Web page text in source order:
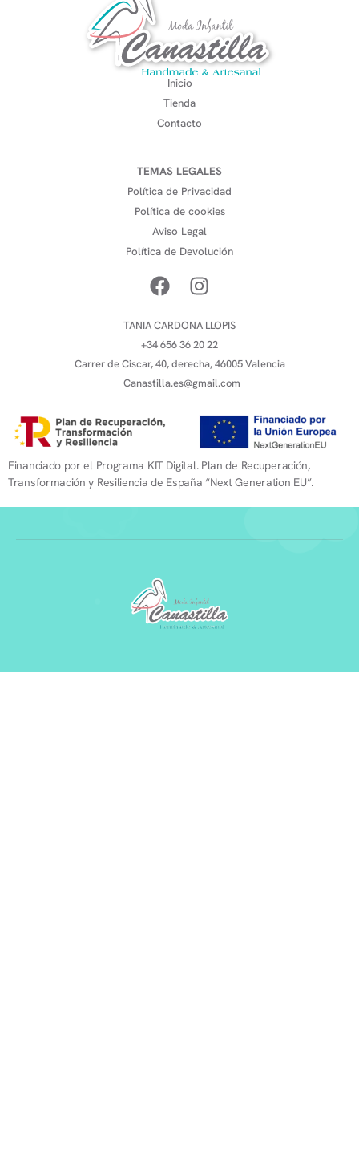
Inicio
Tienda
Contacto
TEMAS LEGALES
Política de Privacidad
Política de cookies
Aviso Legal
Política de Devolución
TANIA CARDONA LLOPIS
+34 656 36 20 22
Carrer de Ciscar, 40, derecha, 46005 Valencia
Canastilla.es@gmail.com
Financiado por el Programa KIT Digital. Plan de Recuperación,
Transformación y Resiliencia de España “Next Generation EU”.